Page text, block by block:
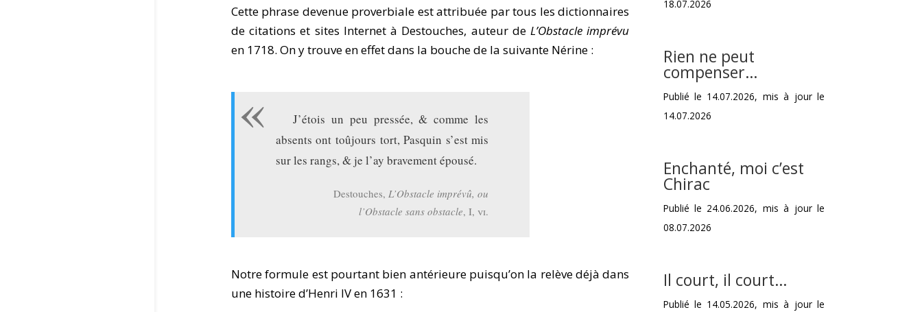
Cette phrase devenue proverbiale est attribuée par tous les dictionnaires
de citations et sites Internet à Destouches, auteur de L’Obstacle imprévu
en 1718. On y trouve en effet dans la bouche de la suivante Nérine :
J’étois un peu pressée, & comme les
absents ont toûjours tort, Pasquin s’est mis
sur les rangs, & je l’ay bravement épousé.
Destouches, L’Obstacle imprévû, ou
l’Obstacle sans obstacle, I,vi.
Notre formule est pourtant bien antérieure puisqu’on la relève déjà dans
une histoire d’Henri IV en 1631 :
18.07.2026
Rien ne peut
compenser…
Publié le 14.07.2026, mis à jour le
14.07.2026
Enchanté, moi c’est
Chirac
Publié le 24.06.2026, mis à jour le
08.07.2026
Il court, il court…
Publié le 14.05.2026, mis à jour le